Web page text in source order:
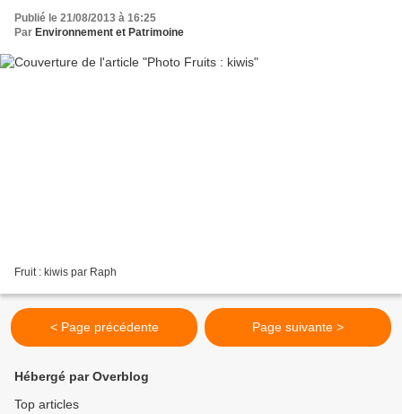
Publié le 21/08/2013 à 16:25
Par Environnement et Patrimoine
Fruit : kiwis par Raph
< Page précédente Page suivante >
Hébergé par Overblog
Top articles